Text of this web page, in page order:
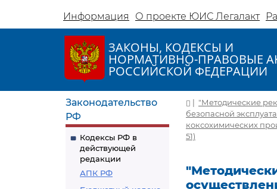
Информация О проекте ЮИС Легалакт
ЗАКОНЫ, КОДЕКСЫ И
НОРМАТИВНО-ПРАВОВЫЕ
РОССИЙСКОЙ ФЕДЕРАЦИИ
Законодательство
РФ
Кодексы РФ в
действующей
редакции
АПК РФ
| "Методические
безопасной
коксохимических
51)